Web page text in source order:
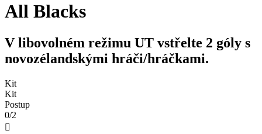
All Blacks
V libovolném režimu UT vstřelte 2 góly s
novozélandskými hráči/hráčkami.
Kit
Kit
Postup
0/2
